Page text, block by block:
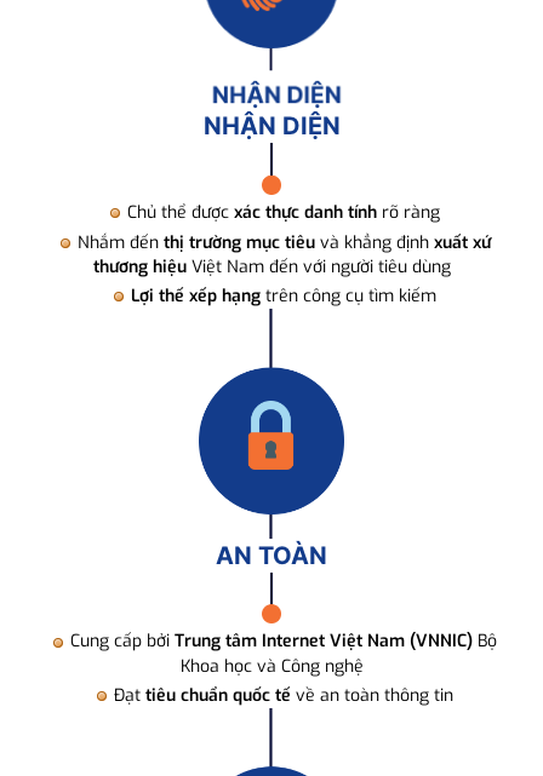
NHẬN DIỆN
Chủ thể được xác thực danh tính rõ ràng
Nhắm đến thị trường mục tiêuvà khẳng định xuất xứ
thương hiệuViệt Nam đến với người tiêu dùng
Lợi thế xếp hạng trên công cụ tìm kiếm
AN TOÀN
Cung cấp bởi Trung tâm Internet Việt Nam (VNNIC) Bộ
Khoa học và Công nghệ
Đạt tiêu chuẩn quốc tế về an toàn thông tin